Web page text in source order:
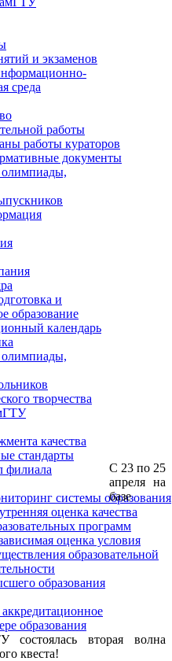
и экзаменов
среда
работы
работы кураторов
документы
и
образование
календарь
творчества
качества
стандарты
филиала
системы образования
оценка качества
программ
оценка условия
образовательной
образования
образования
С 23 по 25
апреля на
базе
состоялась вторая волна
квеста!